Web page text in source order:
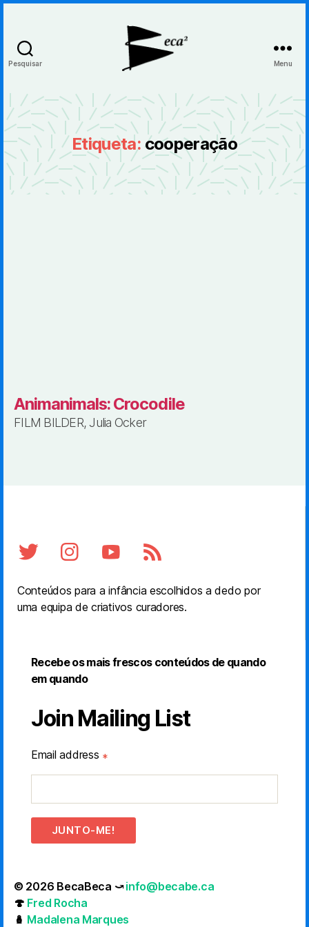
Pesquisar Menu
Etiqueta: cooperação
Animanimals: Crocodile
FILM BILDER, Julia Ocker
Conteúdos para a infância escolhidos a dedo por
uma equipa de criativos curadores.
Recebe os mais frescos conteúdos de quando
em quando
Join Mailing List
Email address *
JUNTO-ME!
© 2026 BecaBeca ⤻info@becabe.ca
🍄 Fred Rocha
🪆 Madalena Marques